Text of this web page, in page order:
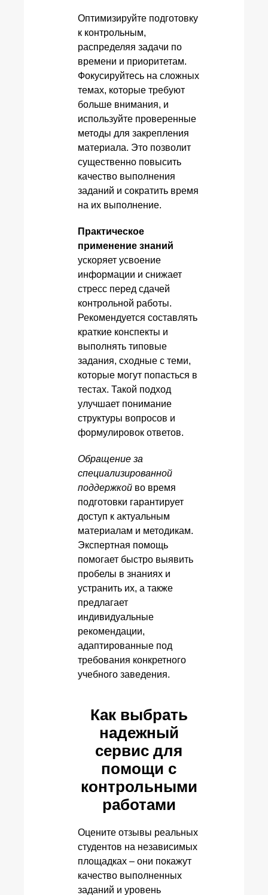
Оптимизируйте подготовку
к контрольным,
распределяя задачи по
времени и приоритетам.
Фокусируйтесь на сложных
темах, которые требуют
больше внимания, и
используйте проверенные
методы для закрепления
материала. Это позволит
существенно повысить
качество выполнения
заданий и сократить время
на их выполнение.
Практическое
применение знаний
ускоряет усвоение
информации и снижает
стресс перед сдачей
контрольной работы.
Рекомендуется составлять
краткие конспекты и
выполнять типовые
задания, сходные с теми,
которые могут попасться в
тестах. Такой подход
улучшает понимание
структуры вопросов и
формулировок ответов.
Обращение за
специализированной
поддержкой во время
подготовки гарантирует
доступ к актуальным
материалам и методикам.
Экспертная помощь
помогает быстро выявить
пробелы в знаниях и
устранить их, а также
предлагает
индивидуальные
рекомендации,
адаптированные под
требования конкретного
учебного заведения.
Как выбрать
надежный
сервис для
помощи с
контрольными
работами
Оцените отзывы реальных
студентов на независимых
площадках – они покажут
качество выполненных
заданий и уровень